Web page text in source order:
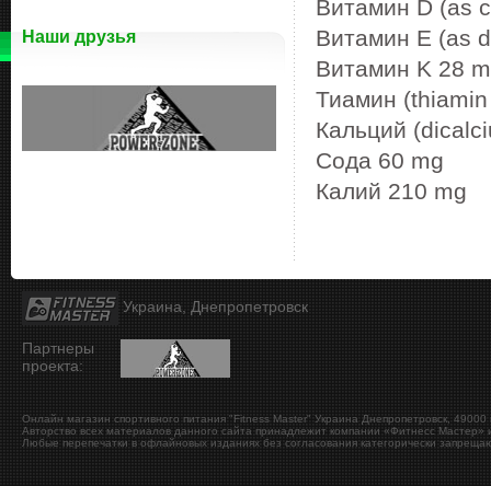
Наши друзья
Витамин D (as
Витамин E (as
Витамин K 28
Тиамин
Кальций
Сода 60 mg
Калий 210 mg
Украина, Днепропетровск
Партнеры
проекта:
Онлайн магазин спортивного питания "Fitness Master" Украина Днепропетровск, 49000
Авторство всех материалов данного сайта принадлежит компании «Фитнесс Мастер»
Любые перепечатки в офлайновых изданиях без согласования категорически